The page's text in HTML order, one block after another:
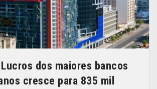
dos maiores bancos
cresce para 835 mil